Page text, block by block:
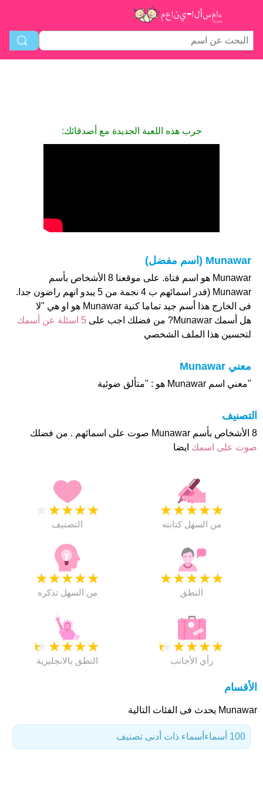
جرب هذه اللعبة الجديدة مع أصدقائك:
Munawar (اسم مفضل)
Munawar هو اسم فتاة. على موقعنا 8 الأشخاص بأسم
Munawar (قدر اسمائهم ب 4 نجمة من 5 يبدو انهم راضون جدا.
فى الخارج هذا أسم جيد تماما كنية Munawar هو او هي "لا
هل أسمك Munawar? من فضلك اجب على
5 اسئلة عن أسمك
لتحسين هذا الملف الشخصي
معني Munawar
"معني اسم Munawar هو : "متألق ضوئية
التصنيف
8 الأشخاص بأسم Munawar صوت على اسمائهم . من فضلك
صوت على اسمك ايضا
★
★
★
★
التصنيف
★
★
★
★
★
من السهل كتابته
★
★
★
★
★
من السهل تذكره
★
★
★
★
★
النطق
★
★
★
★
★
النطق بالانجليزية
★
★
★
★
★
رأي الأجانب
الأقسام
Munawar يحدث فى الفئات التالية
أسماء ذات أدنى تصنيف 100 أسماء